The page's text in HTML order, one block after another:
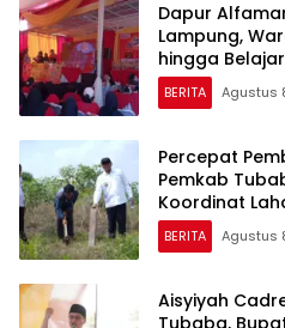
Dapur
Lampung,
hingga
BERITA Agustus
Percepat
Pemkab
Koordinat
BERITA Agustus
Aisyiyah